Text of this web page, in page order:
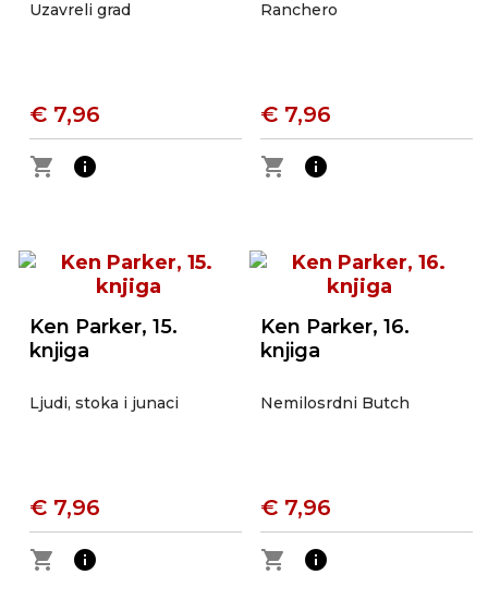
Uzavreli grad
€ 7,96
shopping_cart
info
Ranchero
€ 7,96
shopping_cart
info
Ken Parker, 15.
knjiga
Ljudi, stoka i junaci
€ 7,96
shopping_cart
info
Ken Parker, 16.
knjiga
Nemilosrdni Butch
€ 7,96
shopping_cart
info